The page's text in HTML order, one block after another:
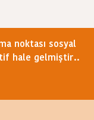
noktası sosyal
hale gelmiştir..